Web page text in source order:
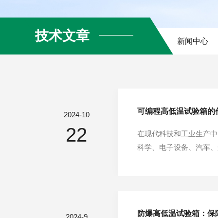
技术文章 新闻中心
2024-10
22
可编程高低温试验箱的
在现代科技和工业生产
科学、电子设备、汽车
防爆高低温试验箱：